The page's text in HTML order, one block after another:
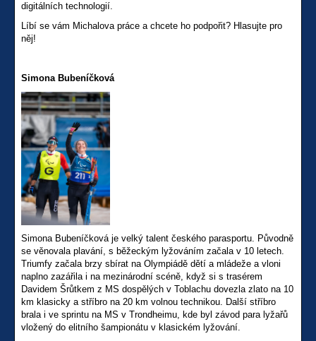
digitálních technologií.
Líbí se vám Michalova práce a chcete ho podpořit? Hlasujte pro
něj!
Simona Bubeníčková
Simona Bubeníčková je velký talent českého parasportu. Původně
se věnovala plavání, s běžeckým lyžováním začala v 10 letech.
Triumfy začala brzy sbírat na Olympiádě dětí a mládeže a vloni
naplno zazářila i na mezinárodní scéně, když si s trasérem
Davidem Šrůtkem z MS dospělých v Toblachu dovezla zlato na 10
km klasicky a stříbro na 20 km volnou technikou. Další stříbro
brala i ve sprintu na MS v Trondheimu, kde byl závod para lyžařů
vložený do elitního šampionátu v klasickém lyžování.